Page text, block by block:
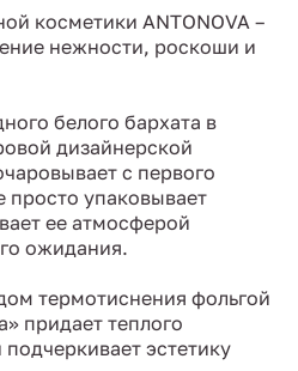
косметики ANTONOVA –
нежности, роскоши и
белого бархата в
дизайнерской
с первого
просто упаковывает
ее атмосферой
ожидания.
термотиснения фольгой
придает теплого
эстетику